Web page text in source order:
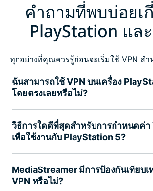
คำถามที่พบบ่อยเ
PlayStation แล
ทุกอย่างที่คุณควรรู้ก่อนจะเริ่มใช้ VPN สำ
ฉันสามารถใช้ VPN บนเครื่อง
โดยตรงเลยหรือไม่?
วิธีการใดดีที่สุดสำหรับการกำหนดค่า
เพื่อใช้งานกับ PlayStation 5?
MediaStreamer มีการป้องกันเทียบเ
VPN หรือไม่?